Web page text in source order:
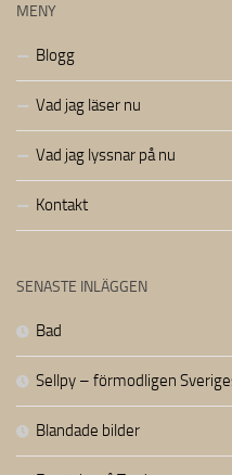
MENY
Blogg
Vad jag läser nu
Vad jag lyssnar på nu
Kontakt
SENASTE INLÄGGEN
Bad
Sellpy – förmodligen
Blandade bilder